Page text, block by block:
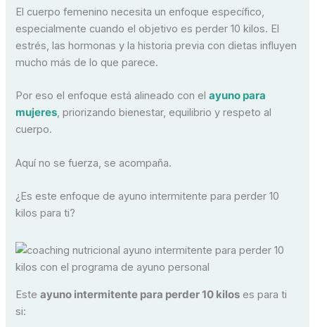
El cuerpo femenino necesita un enfoque específico,
especialmente cuando el objetivo es perder 10 kilos. El
estrés, las hormonas y la historia previa con dietas influyen
mucho más de lo que parece.
Por eso el enfoque está alineado con elayuno para
mujeres, priorizando bienestar, equilibrio y respeto al
cuerpo.
Aquí no se fuerza, se acompaña.
¿Es este enfoque de ayuno intermitente para perder 10
kilos para ti?
Esteayuno intermitente para perder 10 kilos es para ti
si: